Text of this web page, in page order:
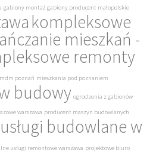
gabiony montaż gabiony producent małopolskie
kompleksowe
mieszkań -
remonty
poznań mieszkania pod poznaniem
budowy ogrodzenia z gabionów
warszawa producent maszyn budowlanych
budowlane w
usługi remontowe warszawa projektowe biuro